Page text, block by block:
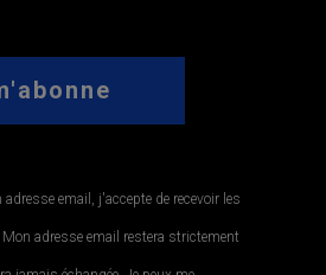
email, j'accepte de recevoir les
adresse email restera strictement